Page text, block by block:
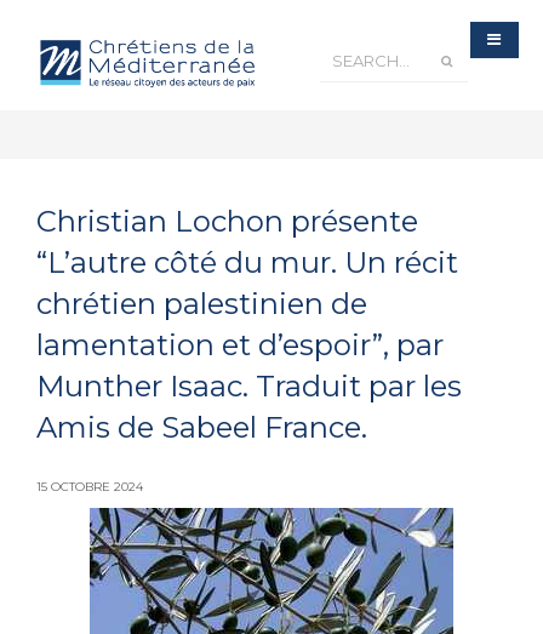
Christian Lochon présente
“L’autre côté du mur. Un récit
chrétien palestinien de
lamentation et d’espoir”, par
Munther Isaac. Traduit par les
Amis de Sabeel France.
15 OCTOBRE 2024